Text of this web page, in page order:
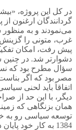
در کل این پروژه،
گردانندگان ارغنون
می‌نمودند و به
غرب، متونی را
پیش رفت، امکان
دشوارتر شد. در چنین
سؤال مطرح بود که
مصر بود که اگر بناست
اتفاقاً باید لحنی
دیگر، با این حد از
همان بزنگاهی که
توسعه سیاسی رو به
1384 به کار خود پایان داد»(آقاجان زاده 1393).